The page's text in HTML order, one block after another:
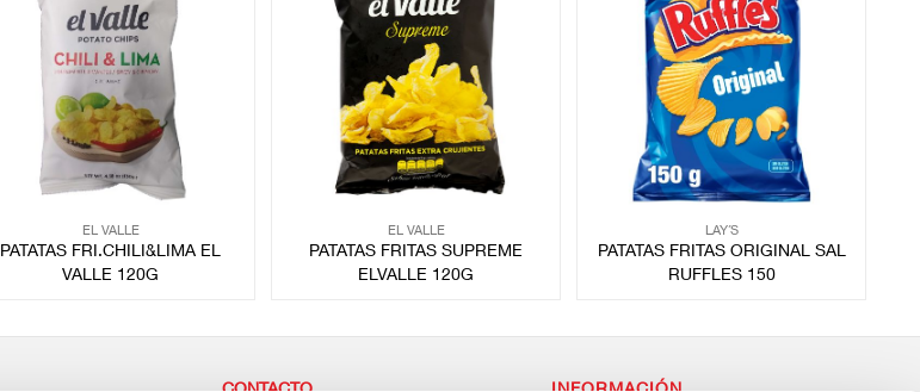
EL VALLE
PATATAS FRI.CHILI&LIMA EL
VALLE 120G
EL VALLE
PATATAS FRITAS SUPREME
ELVALLE 120G
LAY´S
PATATAS FRITAS ORIGINAL SAL
RUFFLES 150